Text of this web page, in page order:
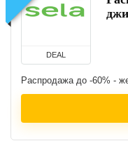
DEAL
Распродажа до -60% -